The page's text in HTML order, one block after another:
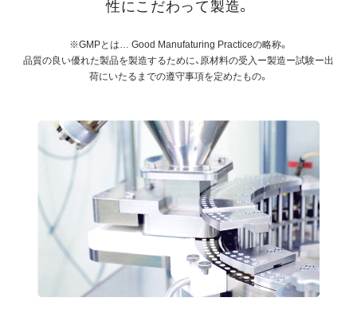
性にこだわって製造。
※GMPとは… Good Manufaturing Practiceの略称。
品質の良い優れた製品を製造するために、原材料の受入ー製造ー試験ー出
荷にいたるまでの遵守事項を定めたもの。